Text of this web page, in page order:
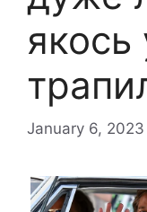
якось
January 6, 2023